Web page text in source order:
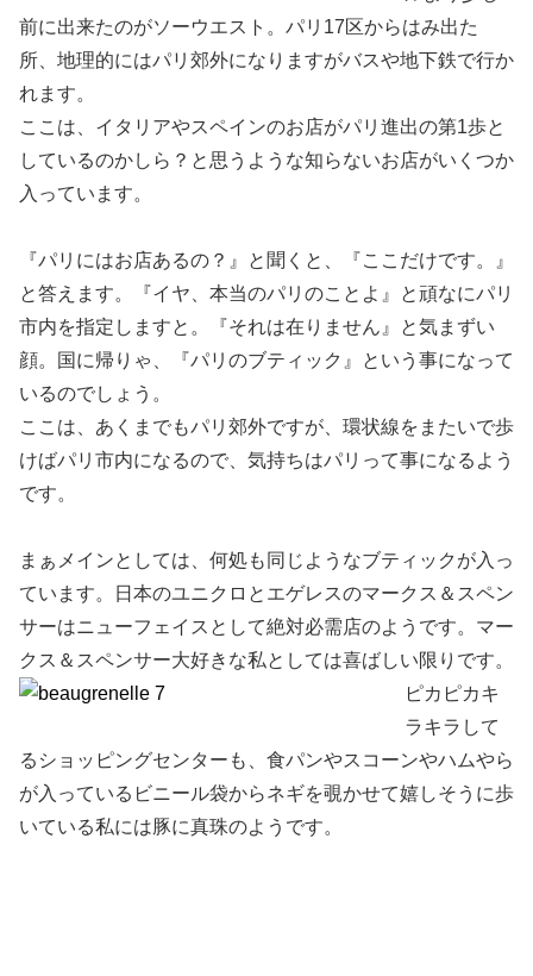
前に出来たのがソーウエスト。パリ17区からはみ出た
所、地理的にはパリ郊外になりますがバスや地下鉄で行か
れます。
ここは、イタリアやスペインのお店がパリ進出の第1歩と
しているのかしら？と思うような知らないお店がいくつか
入っています。
『パリにはお店あるの？』と聞くと、『ここだけです。』
と答えます。『イヤ、本当のパリのことよ』と頑なにパリ
市内を指定しますと。『それは在りません』と気まずい
顔。国に帰りゃ、『パリのブティック』という事になって
いるのでしょう。
ここは、あくまでもパリ郊外ですが、環状線をまたいで歩
けばパリ市内になるので、気持ちはパリって事になるよう
です。
まぁメインとしては、何処も同じようなブティックが入っ
ています。日本のユニクロとエゲレスのマークス＆スペン
サーはニューフェイスとして絶対必需店のようです。マー
クス＆スペンサー大好きな私としては喜ばしい限りです。
ピカピカキ
ラキラして
るショッピングセンターも、食パンやスコーンやハムやら
が入っているビニール袋からネギを覗かせて嬉しそうに歩
いている私には豚に真珠のようです。